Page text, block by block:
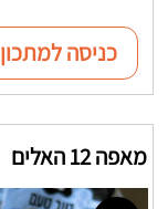
כניסה למתכון
מאפה 12 האלים